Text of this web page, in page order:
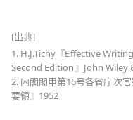
[出典]
1. H.J.Tichy『Effective
Second Edition』John Wiley
2. 内閣閣甲第16号各省庁次
要領』1952